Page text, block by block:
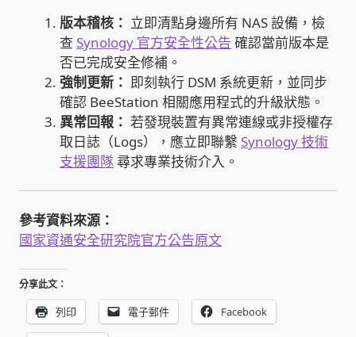
數位廣告看板播放器
電腦 工具 軟體 手冊
網路規劃架設
NAS到府安裝服務
出租套房出租 網路維護管理 房東免煩惱
版本稽核： 立即清點身邊所有 NAS 設備，檢
查 Synology 官方安全性公告 確認當前版本是
否已完成安全修補。
強制更新： 即刻執行 DSM 系統更新，並同步
確認 BeeStation 相關應用程式的升級狀態。
異常回報： 若發現裝置有異常連線或非授權存
取日誌（Logs），應立即聯繫 Synology 技術
支援團隊尋求專業技術介入。
參考資料來源：
國家資通安全研究院官方公告原文
分享此文：
列印 電子郵件 Facebook